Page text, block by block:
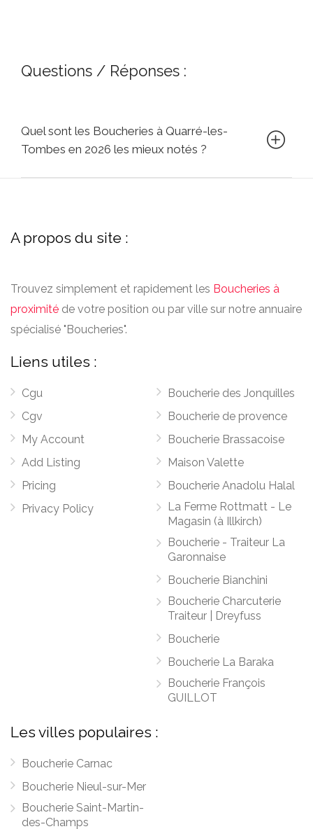
Questions / Réponses :
Quel sont les Boucheries à Quarré-les-
Tombes en 2026 les mieux notés ?
A propos du site :
Trouvez simplement et rapidement les Boucheries à
proximité de votre position ou par ville sur notre annuaire
spécialisé "Boucheries".
Liens utiles :
Cgu
Cgv
My Account
Add Listing
Pricing
Privacy Policy
Boucherie des Jonquilles
Boucherie de provence
Boucherie Brassacoise
Maison Valette
Boucherie Anadolu Halal
La Ferme Rottmatt - Le
Magasin (à Illkirch)
Boucherie - Traiteur La
Garonnaise
Boucherie Bianchini
Boucherie Charcuterie
Traiteur | Dreyfuss
Boucherie
Boucherie La Baraka
Boucherie François
GUILLOT
Les villes populaires :
Boucherie Carnac
Boucherie Nieul-sur-Mer
Boucherie Saint-Martin-
des-Champs